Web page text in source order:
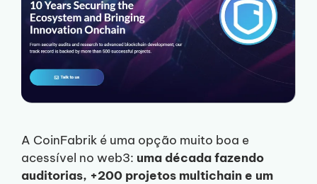
A CoinFabrik é uma opção muito boa e
acessível no web3: uma década fazendo
auditorias, +200 projetos multichain e um